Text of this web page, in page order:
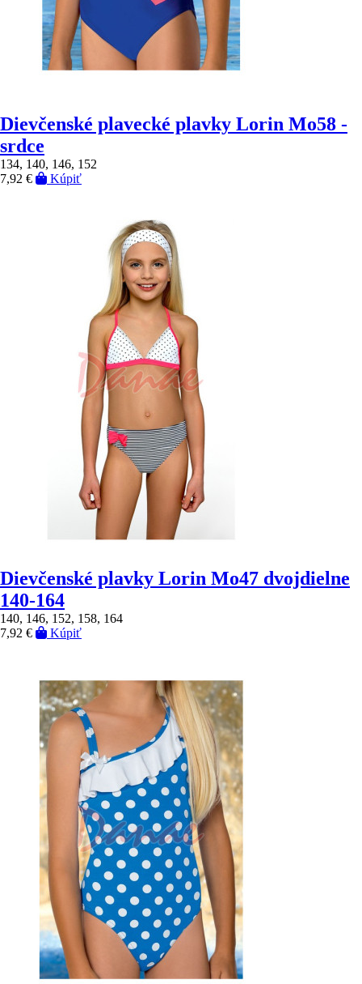
Dievčenské plavecké plavky Lorin Mo58 -
srdce
134, 140, 146, 152
7,92 €
Kúpiť
Dievčenské plavky Lorin Mo47 dvojdielne
140-164
140, 146, 152, 158, 164
7,92 €
Kúpiť